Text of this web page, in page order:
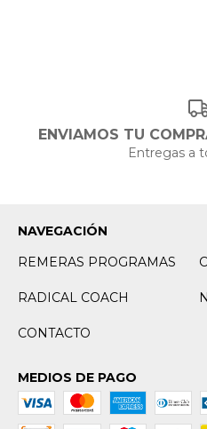
ENVIAMOS TU
Entregas a
NAVEGACIÓN
REMERAS PROGRAMAS
RADICAL COACH
CONTACTO
MEDIOS DE PAGO